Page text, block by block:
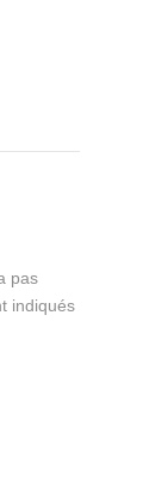
pas
indiqués